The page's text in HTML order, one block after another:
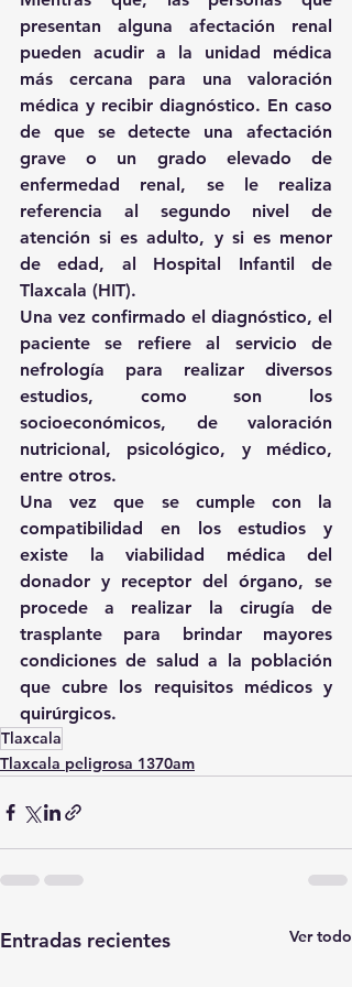
presentan alguna afectación renal
pueden acudir a la unidad médica
más cercana para una valoración
médica y recibir diagnóstico. En caso
de que se detecte una afectación
grave o un grado elevado de
enfermedad renal, se le realiza
referencia al segundo nivel de
atención si es adulto, y si es menor
de edad, al Hospital Infantil de
Tlaxcala (HIT).
Una vez confirmado el diagnóstico, el
paciente se refiere al servicio de
nefrología para realizar diversos
estudios, como son los
socioeconómicos, de valoración
nutricional, psicológico, y médico,
entre otros.
Una vez que se cumple con la
compatibilidad en los estudios y
existe la viabilidad médica del
donador y receptor del órgano, se
procede a realizar la cirugía de
trasplante para brindar mayores
condiciones de salud a la población
que cubre los requisitos médicos y
quirúrgicos.
Tlaxcala
Tlaxcala peligrosa 1370am
Entradas recientes Ver todo